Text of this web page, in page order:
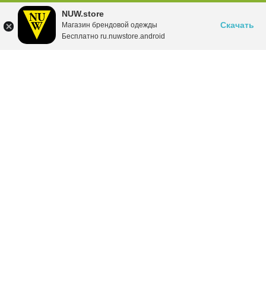
NUW.store
Магазин брендовой одежды
Бесплатно ru.nuwstore.android
Скачать